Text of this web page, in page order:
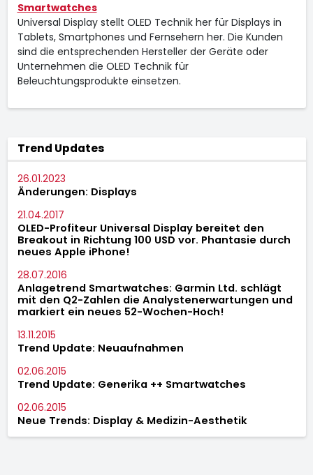
Smartwatches
Universal Display stellt OLED Technik her für Displays in
Tablets, Smartphones und Fernsehern her. Die Kunden
sind die entsprechenden Hersteller der Geräte oder
Unternehmen die OLED Technik für
Beleuchtungsprodukte einsetzen.
Trend Updates
26.01.2023
Änderungen: Displays
21.04.2017
OLED-Profiteur Universal Display bereitet den
Breakout in Richtung 100 USD vor. Phantasie durch
neues Apple iPhone!
28.07.2016
Anlagetrend Smartwatches: Garmin Ltd. schlägt
mit den Q2-Zahlen die Analystenerwartungen und
markiert ein neues 52-Wochen-Hoch!
13.11.2015
Trend Update: Neuaufnahmen
02.06.2015
Trend Update: Generika ++ Smartwatches
02.06.2015
Neue Trends: Display & Medizin-Aesthetik